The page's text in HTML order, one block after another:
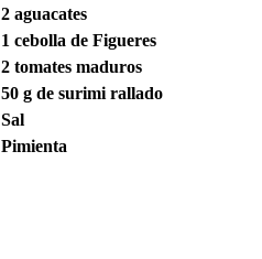
2 aguacates
1 cebolla de Figueres
2 tomates maduros
50 g de surimi rallado
Sal
Pimienta